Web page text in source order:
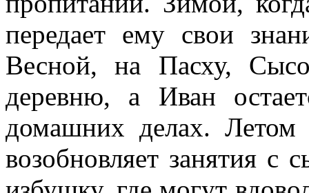
передает ему свои
Весной, на Пасху,
деревню, а Иван
домашних делах.
возобновляет занятия